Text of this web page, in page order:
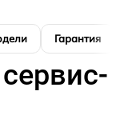
Гарантия